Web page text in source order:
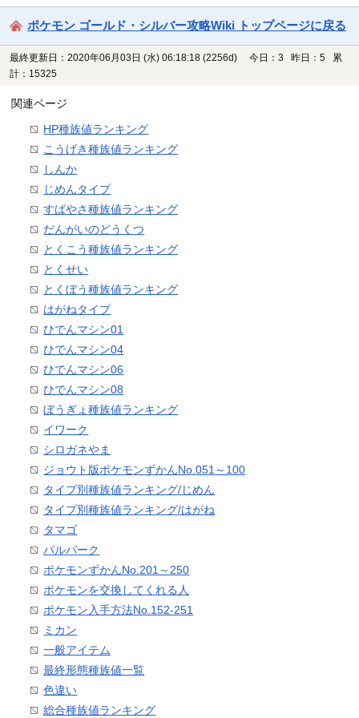
ポケモン ゴールド・シルバー攻略Wiki トップページに戻る
最終更新日：2020年06月03日 (水) 06:18:18 (2256d)
今日：3 昨日：5 累
計：15325
関連ページ
HP種族値ランキング
こうげき種族値ランキング
しんか
じめんタイプ
すばやさ種族値ランキング
だんがいのどうくつ
とくこう種族値ランキング
とくせい
とくぼう種族値ランキング
はがねタイプ
ひでんマシン01
ひでんマシン04
ひでんマシン06
ひでんマシン08
ぼうぎょ種族値ランキング
イワーク
シロガネやま
ジョウト版ポケモンずかんNo.051～100
タイプ別種族値ランキング/じめん
タイプ別種族値ランキング/はがね
タマゴ
パルパーク
ポケモンずかんNo.201～250
ポケモンを交換してくれる人
ポケモン入手方法No.152-251
ミカン
一般アイテム
最終形態種族値一覧
色違い
総合種族値ランキング